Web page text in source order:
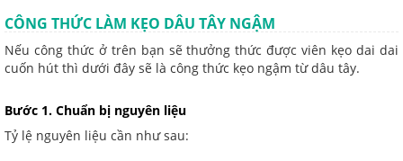
CÔNG THỨC LÀM KẸO DÂU TÂY NGẬM
Nếu công thức ở trên bạn sẽ thưởng thức được viên kẹo dai dai
cuốn hút thì dưới đây sẽ là công thức kẹo ngậm từ dâu tây.
Bước 1. Chuẩn bị nguyên liệu
Tỷ lệ nguyên liệu cần như sau: